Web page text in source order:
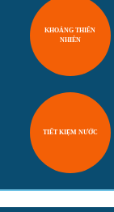
KHOÁNG THIÊN
NHIÊN
TIẾT KIỆM NƯỚC